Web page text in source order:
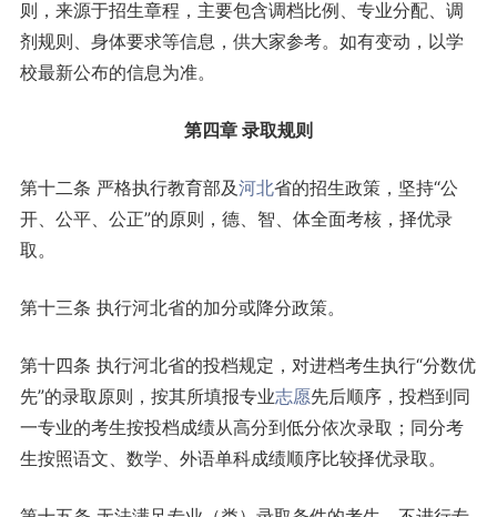
则，来源于招生章程，主要包含调档比例、专业分配、调
剂规则、身体要求等信息，供大家参考。如有变动，以学
校最新公布的信息为准。
第四章 录取规则
第十二条 严格执行教育部及河北省的招生政策，坚持“公
开、公平、公正”的原则，德、智、体全面考核，择优录
取。
第十三条 执行河北省的加分或降分政策。
第十四条 执行河北省的投档规定，对进档考生执行“分数优
先”的录取原则，按其所填报专业志愿先后顺序，投档到同
一专业的考生按投档成绩从高分到低分依次录取；同分考
生按照语文、数学、外语单科成绩顺序比较择优录取。